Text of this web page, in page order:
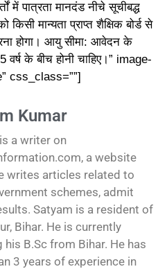
में पात्रता मानदंड नीचे सूचीबद्ध
किसी मान्यता प्राप्त शैक्षिक बोर्ड से
होगा। आयु सीमा: आवेदन के
के बीच होनी चाहिए।” image-
css_class=””]
Kumar
a writer on
a website
writes articles related to
schemes, admit
Satyam is a resident of
Bihar. He is currently
his B.Sc from Bihar. He has
3 years of experience in